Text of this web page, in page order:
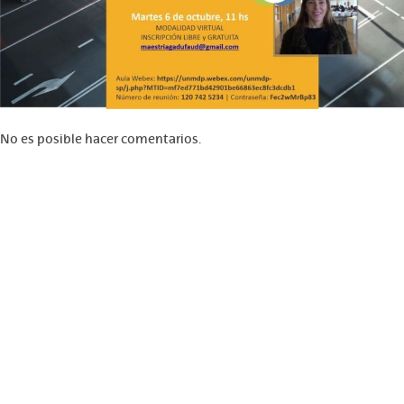
No es posible hacer comentarios.